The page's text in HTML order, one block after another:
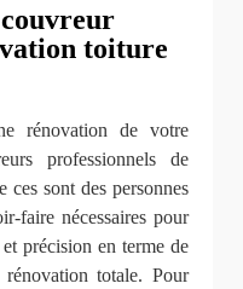
toiture
rénovation de votre
professionnels de
sont des personnes
faire nécessaires pour
précision en terme de
totale. Pour